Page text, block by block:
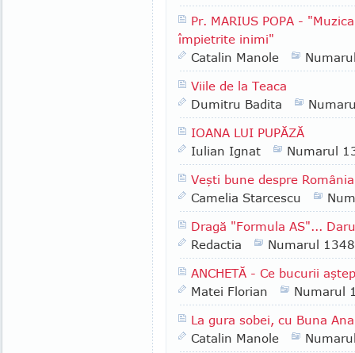
Pr. MARIUS POPA -
împietrite inimi"
Catalin Manole
Viile de la Teaca
Dumitru Badita
IOANA LUI PUPĂZĂ
Iulian Ignat
Numarul
Veşti bune despre
Camelia Starcescu
Dragă "Formula AS"...
Redactia
Numarul 1348
ANCHETĂ - Ce bucurii
Matei Florian
Numarul
La gura sobei, cu Buna
Catalin Manole